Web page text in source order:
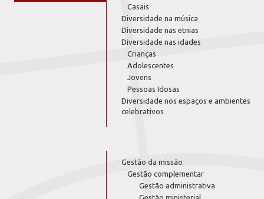
Casais
Diversidade na música
Diversidade nas etnias
Diversidade nas idades
Crianças
Adolescentes
Jovens
Pessoas Idosas
Diversidade nos espaços e ambientes
celebrativos
Gestão da missão
Gestão complementar
Gestão administrativa
Gestão ministerial